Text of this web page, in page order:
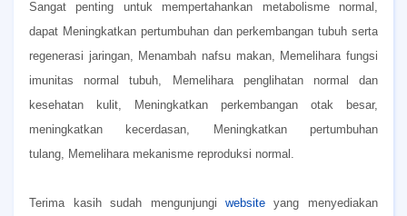
Sangat penting untuk mempertahankan metabolisme normal,
dapat Meningkatkan pertumbuhan dan perkembangan tubuh serta
regenerasi jaringan,
Menambah nafsu makan,
Memelihara fungsi
imunitas normal tubuh,
Memelihara penglihatan normal dan
kesehatan kulit,
Meningkatkan perkembangan otak besar,
meningkatkan kecerdasan,
Meningkatkan pertumbuhan
tulang,
Memelihara mekanisme reproduksi normal.
Terima kasih sudah mengunjungi websiteyang menyediakan